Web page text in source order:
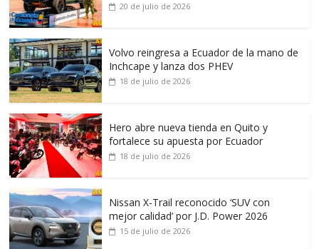
20 de julio de 2026
Volvo reingresa a Ecuador de la mano de
Inchcape y lanza dos PHEV
18 de julio de 2026
Hero abre nueva tienda en Quito y
fortalece su apuesta por Ecuador
18 de julio de 2026
Nissan X-Trail reconocido ‘SUV con
mejor calidad’ por J.D. Power 2026
15 de julio de 2026